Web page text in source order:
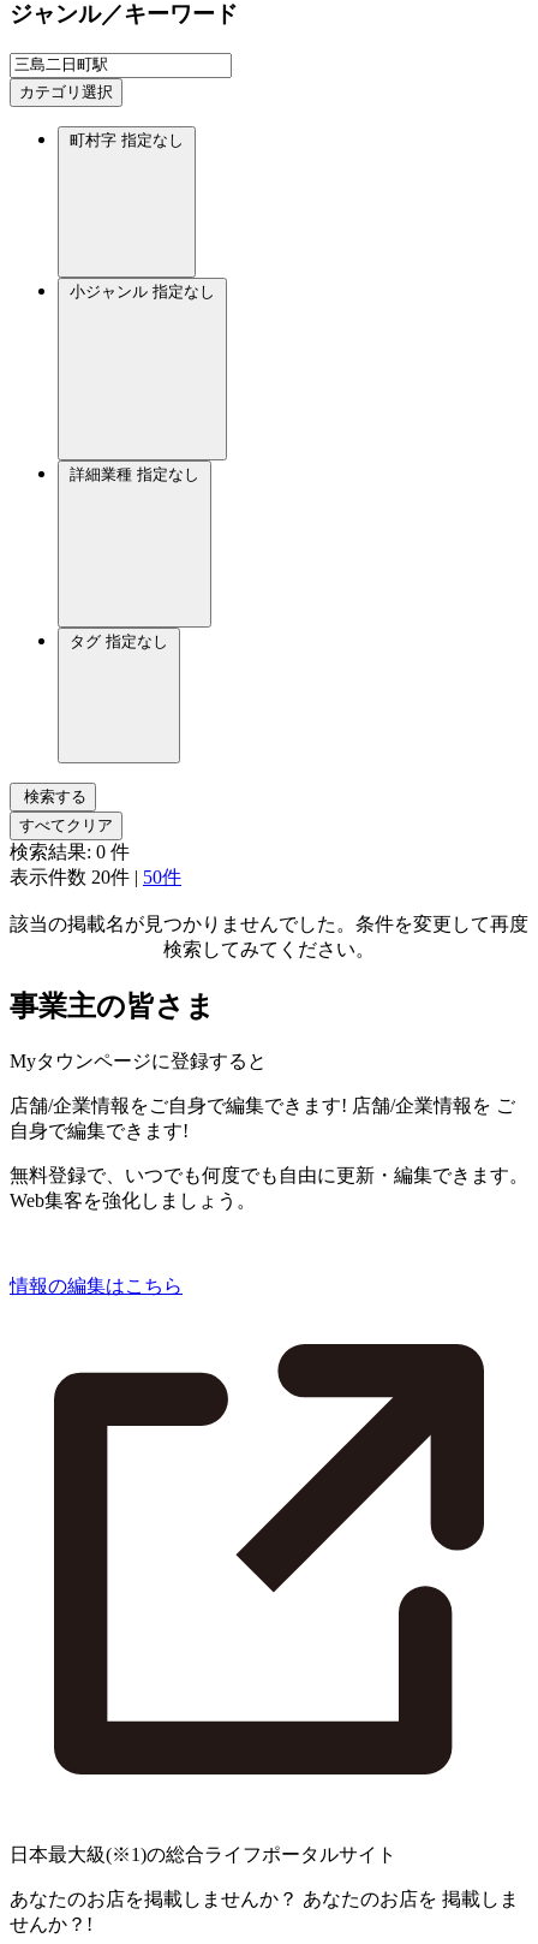
ジャンル／キーワード
カテゴリ選択
町村字 指定なし
小ジャンル 指定なし
詳細業種 指定なし
タグ 指定なし
検索する
すべてクリア
検索結果: 0 件
表示件数 20件 | 50件
該当の掲載名が見つかりませんでした。条件を変更して再度
検索してみてください。
事業主の皆さま
Myタウンページに登録すると
店舗/企業情報をご自身で編集できます! 店舗/企業情報を ご
自身で編集できます!
無料登録で、いつでも何度でも自由に更新・編集できます。
Web集客を強化しましょう。
情報の編集はこちら
日本最大級(※1)の総合ライフポータルサイト
あなたのお店を掲載しませんか？ あなたのお店を 掲載しま
せんか？!